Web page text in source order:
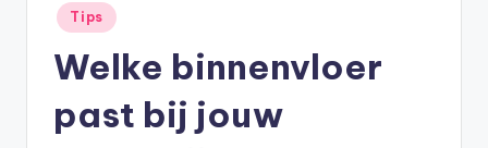
Tips
Welke binnenvloer
past bij jouw